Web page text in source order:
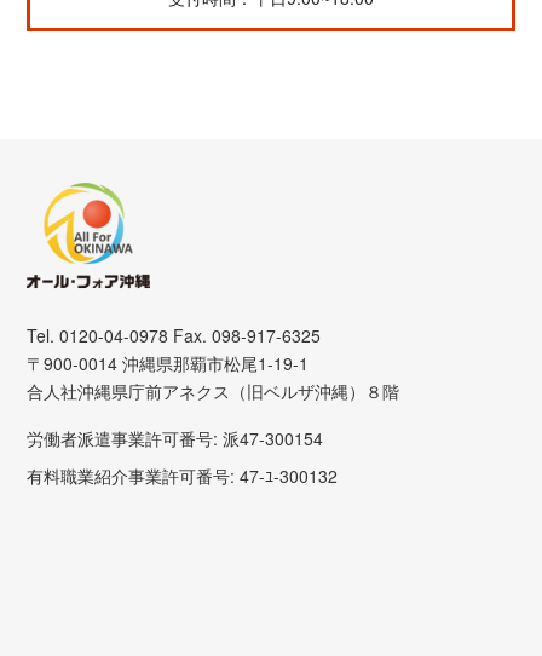
Tel. 0120-04-0978 Fax. 098-917-6325
〒900-0014 沖縄県那覇市松尾1-19-1
合人社沖縄県庁前アネクス（旧ベルザ沖縄）８階
労働者派遣事業許可番号: 派47-300154
有料職業紹介事業許可番号: 47-ﾕ-300132